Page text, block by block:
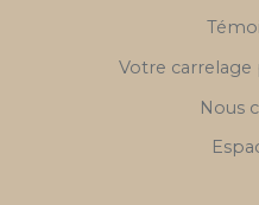
Votre carrelage
Nous